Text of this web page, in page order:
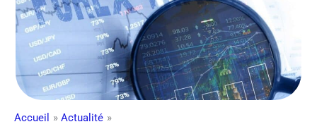
Accueil
Actualité